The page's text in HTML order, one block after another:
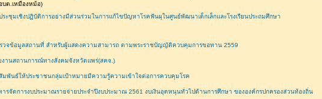
บต.เหมืองหม้อ)
ะชุมเชิงปฏิบัติการอย่างมีส่วนร่วมในการแก้ไขปัญหาโรคฟันผุในศูนย์พัฒนาเด็กเล็กและโรงเรียนประถมศึกษา
วจข้อมูลสถานที่ สำหรับผู้แสดงความสามารถ ตามพระราชบัญญัติควบคุมการขอทาน 2559
งานสถานการณ์ทางสังคมจังหวัดแพร่(สคจ.)
มพันธ์ให้ประชาชนกลุ่มเป้าหมายมีความรู้ความเข้าใจต่อการควบคุมโรค
รจัดการงบประมาณรายจ่ายประจำปีงบประมาณ 2561 งบเงินอุดหนุนทั่วไปด้านการศึกษา ขององค์กรปกครองส่วนท้องถิ่น